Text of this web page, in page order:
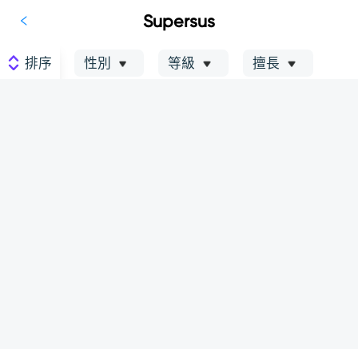
Supersus
排序 性別 等級 擅長